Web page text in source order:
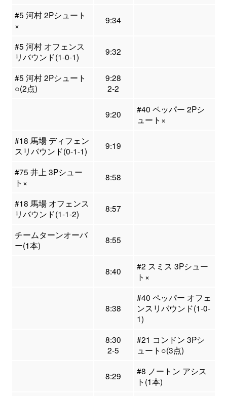
#5 河村 2Pシュート
×
9:34
#5 河村 オフェンス
リバウンド(1-0-1)
9:32
#5 河村 2Pシュート
○(2点)
9:28
2-2
9:20
#40 ペッパー 2Pシ
ュート×
#18 馬場 ディフェン
スリバウンド(0-1-1)
9:19
#75 井上 3Pシュー
ト×
8:58
#18 馬場 オフェンス
リバウンド(1-1-2)
8:57
チームターンオーバ
ー(1本)
8:55
8:40
#2 スミス 3Pシュー
ト×
8:38
#40 ペッパー オフェ
ンスリバウンド(1-0-
1)
8:30
2-5
#21 コンドン 3Pシ
ュート○(3点)
8:29
#8 ノートン アシス
ト(1本)